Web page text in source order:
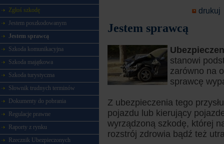
Zgłoś szkodę
Jestem poszkodowanym
Jestem sprawcą
Szkoda komunikacyjna
Szkoda majątkowa
Szkoda turystyczna
Słownik trudnych terminów
Dokumenty do pobrania
Regulacje prawne
Raporty z rynku
Rzecznik Ubezpieczonych
drukuj
Jestem sprawcą
stanowi
zarówno na
sprawcę
Z ubezpieczenia tego
pojazdu lub kierujący
wyrządzoną szkodę, której
rozstrój zdrowia bądź też